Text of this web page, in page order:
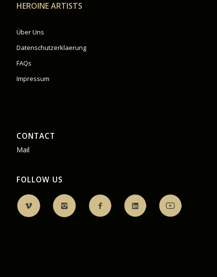
HEROINE ARTISTS
Über Uns
Datenschutzerklaerung
FAQs
Impressum
CONTACT
Mail
FOLLOW US